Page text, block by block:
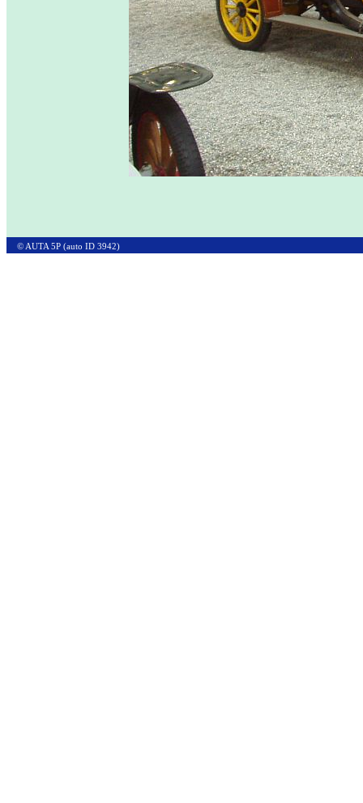
© AUTA 5P (auto ID 3942)